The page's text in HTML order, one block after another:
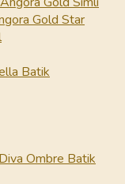
Gold Star
Batik
Ombre Batik